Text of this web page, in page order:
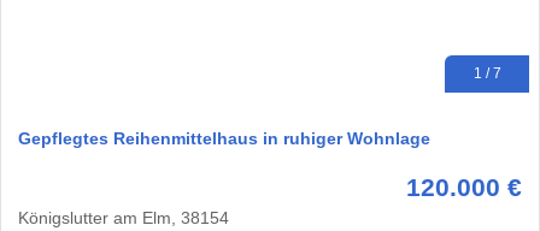
1 / 7
Gepflegtes Reihenmittelhaus in ruhiger Wohnlage
120.000 €
Königslutter am Elm, 38154